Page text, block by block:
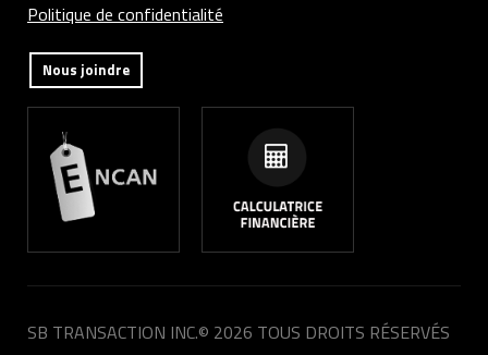
Politique de confidentialité
Nous joindre
SB TRANSACTION INC.© 2026 TOUS DROITS RÉSERVÉS